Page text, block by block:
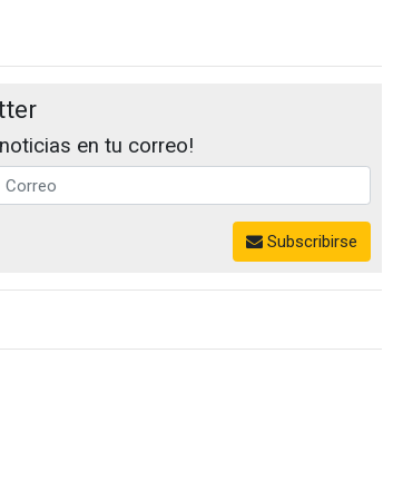
en tu correo!
Subscribirse